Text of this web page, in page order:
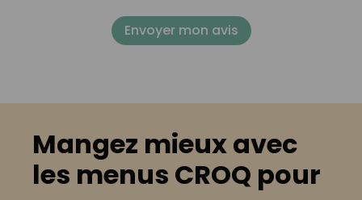
Envoyer mon avis
Mangez mieux avec
les menus CROQ pour